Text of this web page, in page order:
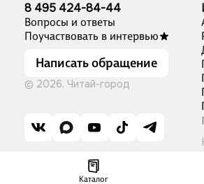
Каталог
8 495 424-84-44
Вопросы и ответы
Поучаствовать в интервью
Написать обращение
© 2026, Читай-город